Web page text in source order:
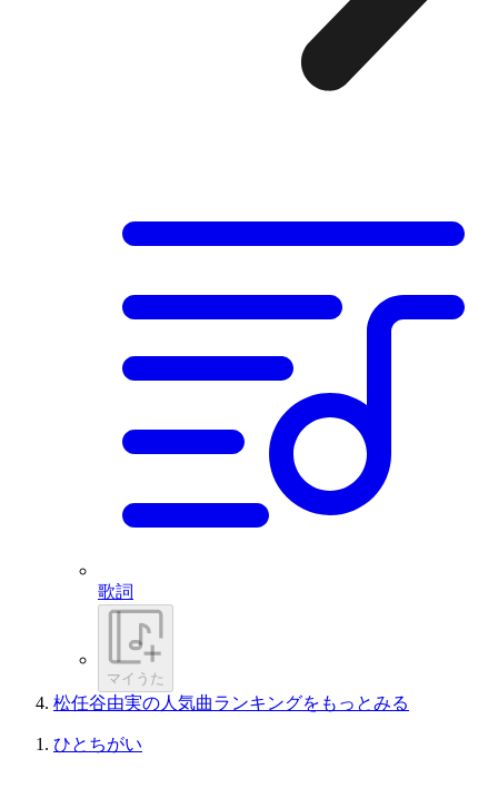
歌詞
マイうた
松任谷由実の人気曲ランキングをもっとみる
ひとちがい